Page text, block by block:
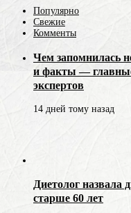
Популярно
Свежие
Комменты
Чем запомнилась
и факты —
экспертов
14 дней тому назад
Диетолог назвала
старше 60 лет